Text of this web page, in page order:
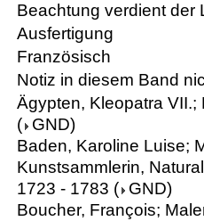
Beachtung verdient der
Ausfertigung
Französisch
Notiz in diesem Band
Ägypten, Kleopatra VII.;
( GND)
Baden, Karoline Luise;
Kunstsammlerin,
1723 - 1783 ( GND)
Boucher, François;